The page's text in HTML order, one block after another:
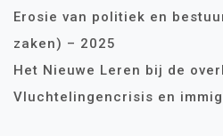
Erosie van politiek en
zaken) – 2025
Het Nieuwe Leren bij de
Vluchtelingencrisis en